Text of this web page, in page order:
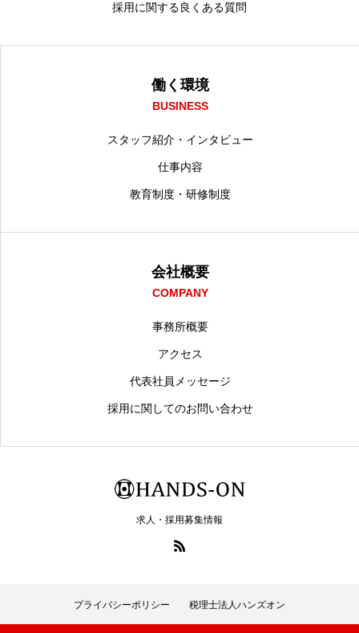
採用に関する良くある質問
働く環境
BUSINESS
スタッフ紹介・インタビュー
仕事内容
教育制度・研修制度
会社概要
COMPANY
事務所概要
アクセス
代表社員メッセージ
採用に関してのお問い合わせ
求人・採用募集情報
プライバシーポリシー 税理士法人ハンズオン